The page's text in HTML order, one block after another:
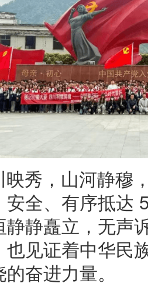
映秀，山河静穆
安全、有序抵达
静矗立，无声
见证着中华民
奋进力量。